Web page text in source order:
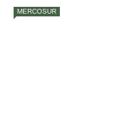
MERCOSUR